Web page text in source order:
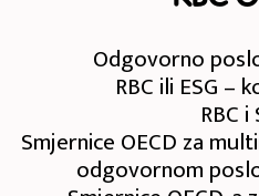
Odgovorno
RBC ili ESG –
RBC i
Smjernice OECD za
odgovornom